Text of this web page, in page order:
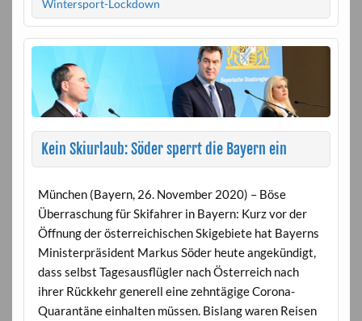
Wintersport-Lockdown
Kein Skiurlaub: Söder sperrt die Bayern ein
München (Bayern, 26. November 2020) – Böse
Überraschung für Skifahrer in Bayern: Kurz vor der
Öffnung der österreichischen Skigebiete hat Bayerns
Ministerpräsident Markus Söder heute angekündigt,
dass selbst Tagesausflügler nach Österreich nach
ihrer Rückkehr generell eine zehntägige Corona-
Quarantäne einhalten müssen. Bislang waren Reisen